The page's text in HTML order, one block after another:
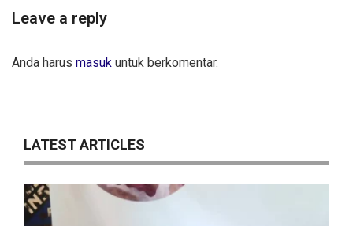
Leave a reply
Anda harus masuk untuk berkomentar.
LATEST ARTICLES